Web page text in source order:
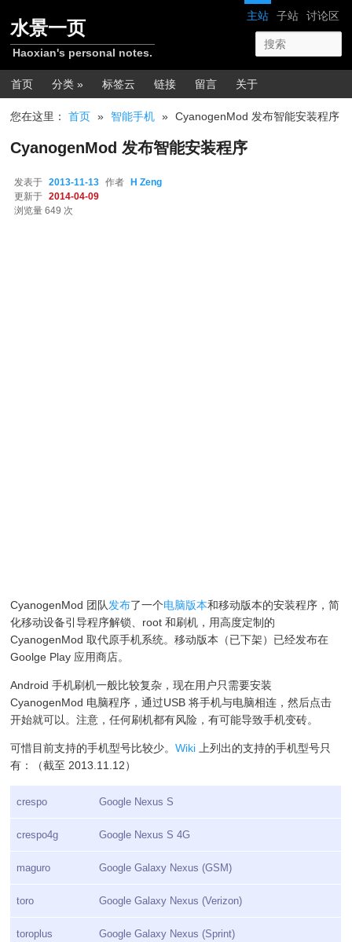
网站导航
主站 子站 讨论区
水景一页
Haoxian's personal notes.
主菜单
首页 分类 » 标签云 链接 留言 关于
您在这里：首页 » 智能手机 » CyanogenMod 发布智能安装程序
CyanogenMod 发布智能安装程序
发表于 2013-11-13 作者
H Zeng
更新于
2014-04-09
浏览量 649 次
CyanogenMod 团队发布了一个电脑版本和移动版本的安装程序，简
化移动设备引导程序解锁、root 和刷机，用高度定制的
CyanogenMod 取代原手机系统。移动版本（已下架）已经发布在
Goolge Play 应用商店。
Android 手机刷机一般比较复杂，现在用户只需要安装
CyanogenMod 电脑程序，通过USB 将手机与电脑相连，然后点击
开始就可以。注意，任何刷机都有风险，有可能导致手机变砖。
可惜目前支持的手机型号比较少。Wiki 上列出的支持的手机型号只
有：（截至 2013.11.12）
crespo Google Nexus S
crespo4g Google Nexus S 4G
maguro Google Galaxy Nexus (GSM)
toro Google Galaxy Nexus (Verizon)
toroplus Google Galaxy Nexus (Sprint)